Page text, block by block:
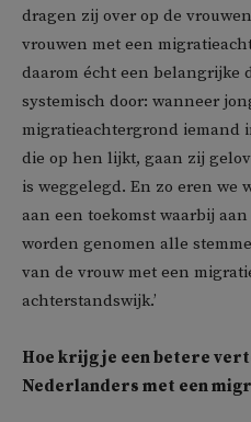
dragen zij over op de
vrouwen met een
daarom écht een belangrijke
systemisch door: wanneer
migratieachtergrond iemand
die op hen lijkt, gaan zij
is weggelegd. En zo eren we
aan een toekomst waarbij
worden genomen alle
van de vrouw met een
achterstandswijk.’
Hoe krijg je een betere
Nederlanders met een